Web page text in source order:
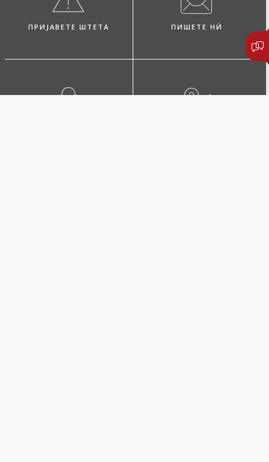
ПРИЈАВЕТЕ ШТЕТА ПИШЕТЕ НЍ